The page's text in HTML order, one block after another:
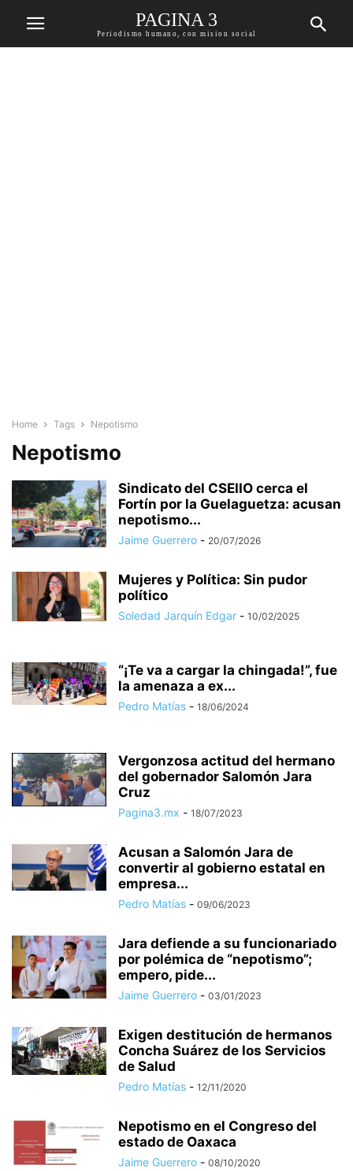
PAGINA 3
Periodismo humano, con mision social
Home Tags Nepotismo
Nepotismo
Sindicato del CSEIIO cerca el
Fortín por la Guelaguetza: acusan
nepotismo...
Jaime Guerrero - 20/07/2026
Mujeres y Política: Sin pudor
político
Soledad Jarquín Edgar - 10/02/2025
“¡Te va a cargar la chingada!”, fue
la amenaza a ex...
Pedro Matías - 18/06/2024
Vergonzosa actitud del hermano
del gobernador Salomón Jara
Cruz
Pagina3.mx - 18/07/2023
Acusan a Salomón Jara de
convertir al gobierno estatal en
empresa...
Pedro Matías - 09/06/2023
Jara defiende a su funcionariado
por polémica de “nepotismo”;
empero, pide...
Jaime Guerrero - 03/01/2023
Exigen destitución de hermanos
Concha Suárez de los Servicios
de Salud
Pedro Matías - 12/11/2020
Nepotismo en el Congreso del
estado de Oaxaca
Jaime Guerrero - 08/10/2020